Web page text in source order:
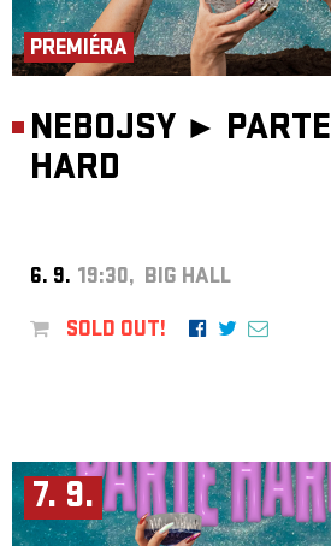
PREMIÉRA
NEBOJSY ► PARTE
HARD
6. 9. 19:30, BIG HALL
SOLD OUT!
7. 9.